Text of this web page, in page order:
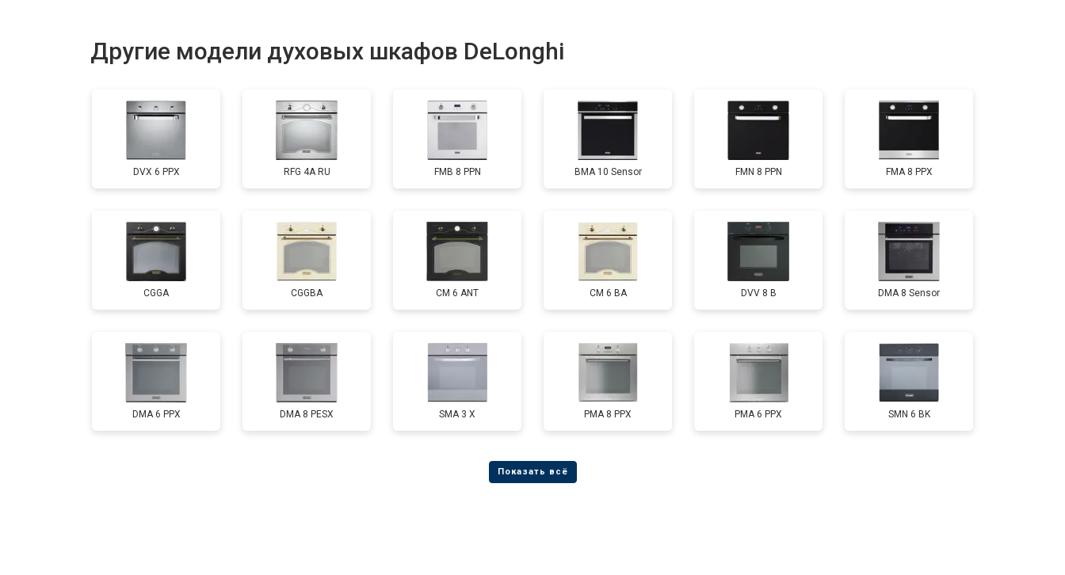
Другие модели духовых шкафов DeLonghi
DVX 6 PPX RFG 4A RU FMB 8 PPN BMA 10 Sensor FMN 8 PPN FMA 8 PPX
CGGA CGGBA CM 6 ANT CM 6 BA DVV 8 B DMA 8 Sensor
DMA 6 PPX DMA 8 PESX SMA 3 X PMA 8 PPX PMA 6 PPX SMN 6 BK